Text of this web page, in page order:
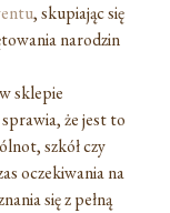
, skupiając się
narodzin
sklepie
że jest to
szkół czy
oczekiwania na
się z pełną